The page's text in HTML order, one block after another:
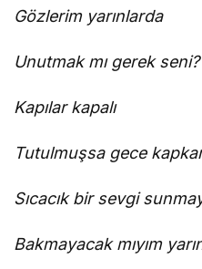
Gözlerim yarınlarda
Unutmak mı gerek seni?
Kapılar kapalı
Tutulmuşsa gece
Sıcacık bir sevgi
Bakmayacak mıyım